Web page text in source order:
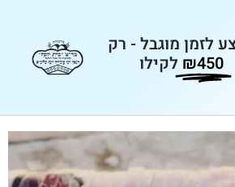
לזמן מוגבל - רק
₪450 לקילו